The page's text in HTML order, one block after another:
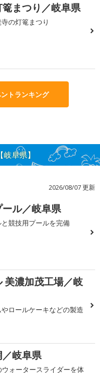
まつり／岐阜県
の灯篭まつり
トランキング
阜県】
2026/08/07 更新
ル／岐阜県
競技用プールを完備
美濃加茂工場／岐
ロールケーキなどの製造
岐阜県
ォータースライダーを体